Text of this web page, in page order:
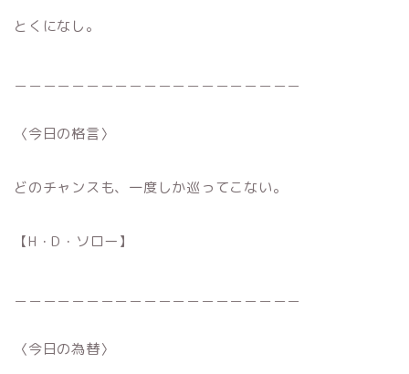
とくになし。
〈今日の格言〉
どのチャンスも、一度しか巡ってこない。
【H・D・ソロー】
〈今日の為替〉